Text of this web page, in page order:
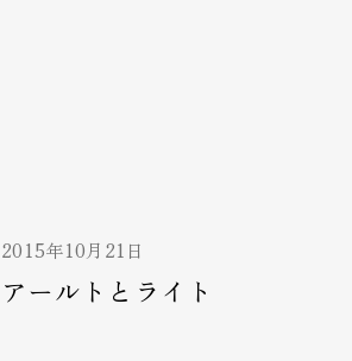
2015年10月21日
アールトとライト